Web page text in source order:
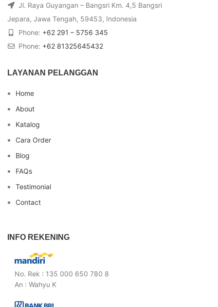
Jl. Raya Guyangan – Bangsri Km. 4,5 Bangsri
Jepara, Jawa Tengah, 59453, Indonesia
Phone: +62 291 – 5756 345
Phone: +62 81325645432
LAYANAN PELANGGAN
Home
About
Katalog
Cara Order
Blog
FAQs
Testimonial
Contact
INFO REKENING
No. Rek : 135 000 650 780 8
An : Wahyu K